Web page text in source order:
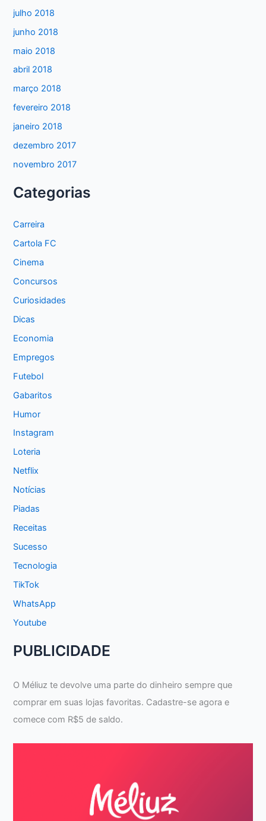
julho 2018
junho 2018
maio 2018
abril 2018
março 2018
fevereiro 2018
janeiro 2018
dezembro 2017
novembro 2017
Categorias
Carreira
Cartola FC
Cinema
Concursos
Curiosidades
Dicas
Economia
Empregos
Futebol
Gabaritos
Humor
Instagram
Loteria
Netflix
Notícias
Piadas
Receitas
Sucesso
Tecnologia
TikTok
WhatsApp
Youtube
PUBLICIDADE
O Méliuz te devolve uma parte do dinheiro sempre que
comprar em suas lojas favoritas. Cadastre-se agora e
comece com R$5 de saldo.